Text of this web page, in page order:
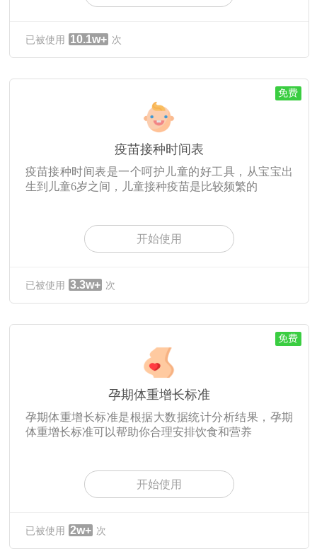
已被使用 10.1w+ 次
免费
疫苗接种时间表
疫苗接种时间表是一个呵护儿童的好工具，从宝宝出
生到儿童6岁之间，儿童接种疫苗是比较频繁的
开始使用
已被使用 3.3w+ 次
免费
孕期体重增长标准
孕期体重增长标准是根据大数据统计分析结果，孕期
体重增长标准可以帮助你合理安排饮食和营养
开始使用
已被使用 2w+ 次